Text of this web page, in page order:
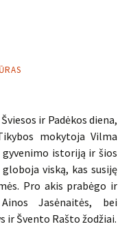
ir Padėkos diena,
mokytoja Vilma
gyvenimo istoriją ir šios
viską, kas susiję
Pro akis prabėgo ir
Jasėnaitės, bei
Švento Rašto žodžiai.